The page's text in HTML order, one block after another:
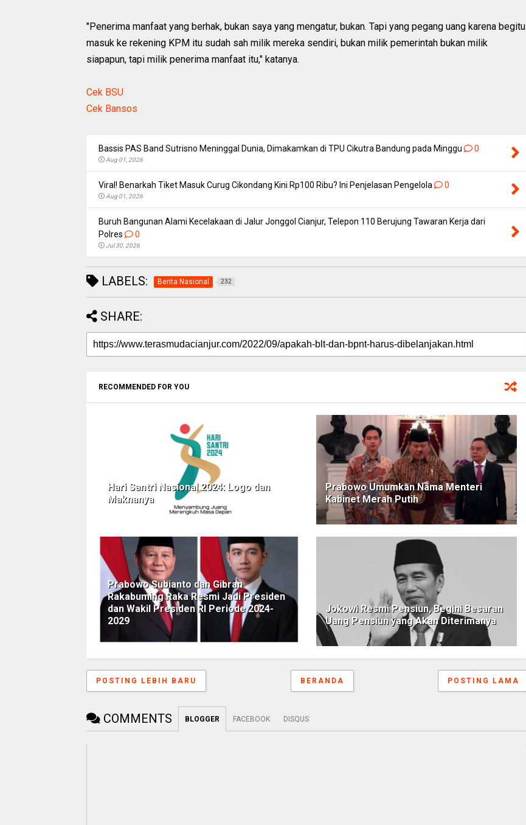
"Penerima manfaat yang berhak, bukan saya yang mengatur, bukan. Tapi yang pegang uang karena begitu
masuk ke rekening KPM itu sudah sah milik mereka sendiri, bukan milik pemerintah bukan milik
siapapun, tapi milik penerima manfaat itu," katanya.
Cek BSU
Cek Bansos
Bassis PAS Band Sutrisno Meninggal Dunia, Dimakamkan di TPU Cikutra Bandung pada Minggu 0
Aug 01, 2026
Viral! Benarkah Tiket Masuk Curug Cikondang Kini Rp100 Ribu? Ini Penjelasan Pengelola 0
Aug 01, 2026
Buruh Bangunan Alami Kecelakaan di Jalur Jonggol Cianjur, Telepon 110 Berujung Tawaran Kerja dari
Polres
0
Jul 30, 2026
LABELS: Berita Nasional 232
SHARE:
RECOMMENDED FOR YOU
Hari Santri Nasional 2024: Logo dan
Maknanya
Prabowo Umumkan Nama Menteri
Kabinet Merah Putih
Prabowo Subianto dan Gibran
Rakabuming Raka Resmi Jadi Presiden
dan Wakil Presiden RI Periode 2024-
2029
Jokowi Resmi Pensiun, Begini Besaran
Uang Pensiun yang Akan Diterimanya
POSTING LEBIH BARU POSTING LAMA
BERANDA
COMMENTS BLOGGER FACEBOOK DISQUS